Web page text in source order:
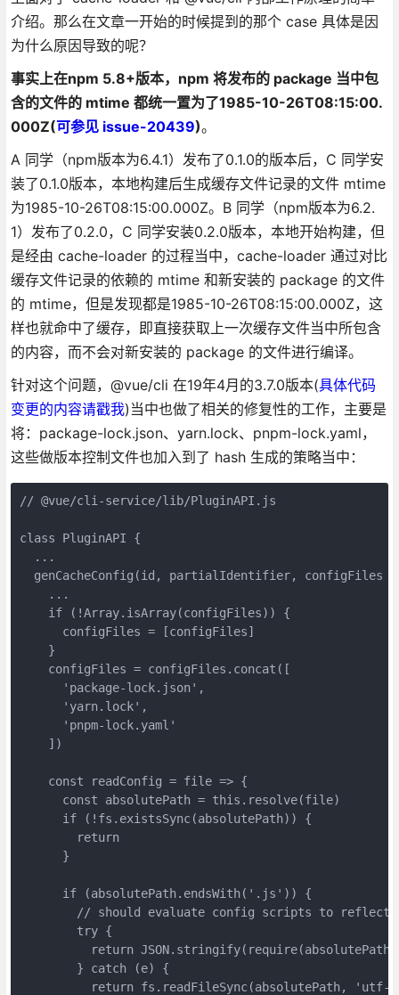
介绍。那么在文章一开始的时候提到的那个 case 具体是因
为什么原因导致的呢？
事实上在npm 5.8+版本，npm 将发布的 package 当中包
含的文件的 mtime 都统一置为了1985-10-26T08:15:00.
000Z(可参见 issue-20439)。
A 同学（npm版本为6.4.1）发布了0.1.0的版本后，C 同学安
装了0.1.0版本，本地构建后生成缓存文件记录的文件 mtime
为1985-10-26T08:15:00.000Z。B 同学（npm版本为6.2.
1）发布了0.2.0，C 同学安装0.2.0版本，本地开始构建，但
是经由 cache-loader 的过程当中，cache-loader 通过对比
缓存文件记录的依赖的 mtime 和新安装的 package 的文件
的 mtime，但是发现都是1985-10-26T08:15:00.000Z，这
样也就命中了缓存，即直接获取上一次缓存文件当中所包含
的内容，而不会对新安装的 package 的文件进行编译。
针对这个问题，@vue/cli 在19年4月的3.7.0版本(具体代码
变更的内容请戳我)当中也做了相关的修复性的工作，主要是
将：package-lock.json、yarn.lock、pnpm-lock.yaml，
这些做版本控制文件也加入到了 hash 生成的策略当中：
// @vue/cli-service/lib/PluginAPI.js
class PluginAPI {
  ...
genCacheConfig(id, partialIdentifier, configFiles
    ...
    if (!Array.isArray(configFiles)) {
      configFiles = [configFiles]
    }
    configFiles = configFiles.concat([
      'package-lock.json',
      'yarn.lock',
      'pnpm-lock.yaml'
    ])
    const readConfig = file => {
      const absolutePath = this.resolve(file)
      if (!fs.existsSync(absolutePath)) {
        return
      }
      if (absolutePath.endsWith('.js')) {
// should evaluate config scripts to reflect
        try {
return
        } catch (e) {
return fs.readFileSync(absolutePath, 'utf-